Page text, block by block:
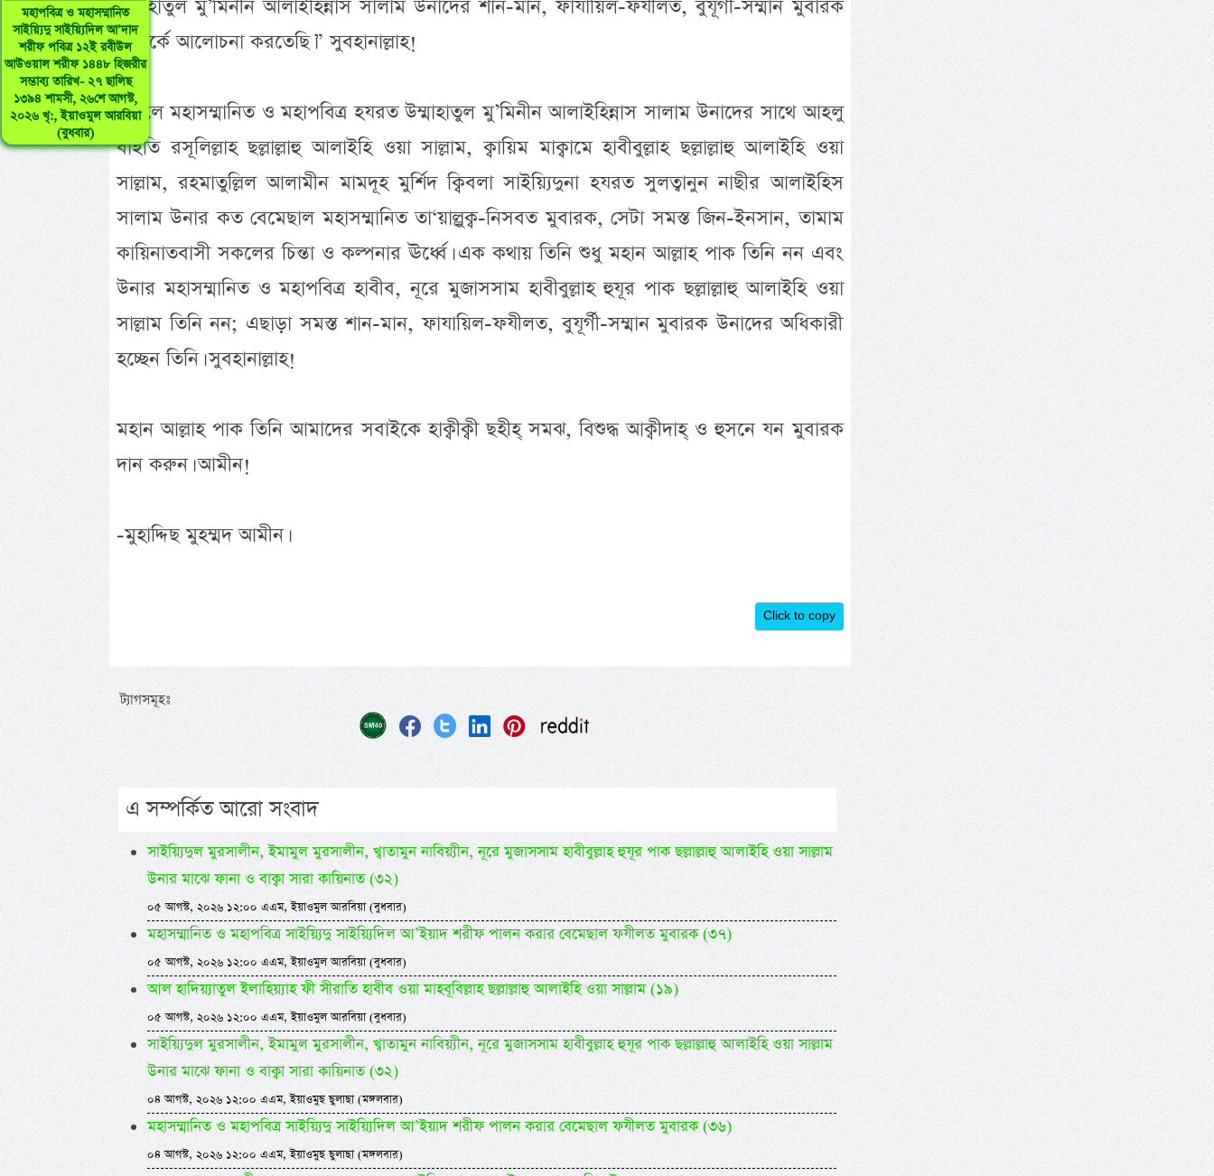
মহাপবিত্র ও মহাসম্মানিত
সাইয়্যিদু সাইয়্যিদিল আ’দাদ
শরীফ পবিত্র ১২ই রবীউল
আউওয়াল শরীফ ১৪৪৮ হিজরীর
সম্ভাব্য তারিখ- ২৭ ছালিছ
১৩৯৪ শামসী, ২৬শে আগস্ট,
২০২৬ খৃ:, ইয়াওমুল আরবিয়া
(বুধবার)
উম্মাহাতুল মু’মিনীন আলাইহিন্নাস সালাম উনাদের শান-মান, ফাযায়িল-ফযীলত, বুযূর্গী-সম্মান মুবারক
সম্পর্কে আলোচনা করতেছি।” সুবহানাল্লাহ!
তাহলে মহাসম্মানিত ও মহাপবিত্র হযরত উম্মাহাতুল মু’মিনীন আলাইহিন্নাস সালাম উনাদের সাথে আহলু
বাইতি রসূলিল্লাহ ছল্লাল্লাহু আলাইহি ওয়া সাল্লাম, ক্বায়িম মাক্বামে হাবীবুল্লাহ ছল্লাল্লাহু আলাইহি ওয়া
সাল্লাম, রহমাতুল্লিল আলামীন মামদূহ মুর্শিদ ক্বিবলা সাইয়্যিদুনা হযরত সুলত্বানুন নাছীর আলাইহিস
সালাম উনার কত বেমেছাল মহাসম্মানিত তা‘য়াল্লুক্ব-নিসবত মুবারক, সেটা সমস্ত জিন-ইনসান, তামাম
কায়িনাতবাসী সকলের চিন্তা ও কল্পনার ঊর্ধ্বে। এক কথায় তিনি শুধু মহান আল্লাহ পাক তিনি নন এবং
উনার মহাসম্মানিত ও মহাপবিত্র হাবীব, নূরে মুজাসসাম হাবীবুল্লাহ হুযূর পাক ছল্লাল্লাহু আলাইহি ওয়া
সাল্লাম তিনি নন; এছাড়া সমস্ত শান-মান, ফাযায়িল-ফযীলত, বুযূর্গী-সম্মান মুবারক উনাদের অধিকারী
হচ্ছেন তিনি। সুবহানাল্লাহ!
মহান আল্লাহ পাক তিনি আমাদের সবাইকে হাক্বীক্বী ছহীহ্ সমঝ, বিশুদ্ধ আক্বীদাহ্ ও হুসনে যন মুবারক
দান করুন। আমীন!
-মুহাদ্দিছ মুহম্মদ আমীন।
Click to copy
ট্যাগসমূহঃ
এ সম্পর্কিত আরো সংবাদ
সাইয়্যিদুল মুরসালীন, ইমামুল মুরসালীন, খ্বাতামুন নাবিয়্যীন, নূরে মুজাসসাম হাবীবুল্লাহ হুযূর পাক ছল্লাল্লাহু আলাইহি ওয়া সাল্লাম
উনার মাঝে ফানা ও বাক্বা সারা কায়িনাত (৩২)
০৫ আগস্ট, ২০২৬ ১২:০০ এএম, ইয়াওমুল আরবিয়া (বুধবার)
মহাসম্মানিত ও মহাপবিত্র সাইয়্যিদু সাইয়্যিদিল আ’ইয়াদ শরীফ পালন করার বেমেছাল ফযীলত মুবারক (৩৭)
০৫ আগস্ট, ২০২৬ ১২:০০ এএম, ইয়াওমুল আরবিয়া (বুধবার)
আল হাদিয়্যাতুল ইলাহিয়্যাহ ফী সীরাতি হাবীব ওয়া মাহবূবিল্লাহ ছল্লাল্লাহু আলাইহি ওয়া সাল্লাম (১৯)
০৫ আগস্ট, ২০২৬ ১২:০০ এএম, ইয়াওমুল আরবিয়া (বুধবার)
সাইয়্যিদুল মুরসালীন, ইমামুল মুরসালীন, খ্বাতামুন নাবিয়্যীন, নূরে মুজাসসাম হাবীবুল্লাহ হুযূর পাক ছল্লাল্লাহু আলাইহি ওয়া সাল্লাম
উনার মাঝে ফানা ও বাক্বা সারা কায়িনাত (৩২)
০৪ আগস্ট, ২০২৬ ১২:০০ এএম, ইয়াওমুছ ছুলাছা (মঙ্গলবার)
মহাসম্মানিত ও মহাপবিত্র সাইয়্যিদু সাইয়্যিদিল আ’ইয়াদ শরীফ পালন করার বেমেছাল ফযীলত মুবারক (৩৬)
০৪ আগস্ট, ২০২৬ ১২:০০ এএম, ইয়াওমুছ ছুলাছা (মঙ্গলবার)